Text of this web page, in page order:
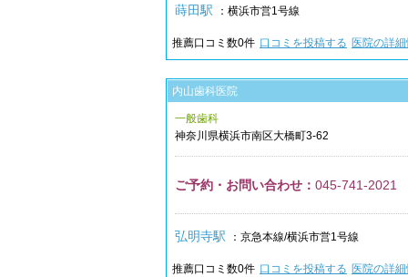
蒔田駅 ：横浜市営1号線
推薦口コミ数0件 口コミを投稿する 医院の詳
内山歯科医院
一般歯科
神奈川県横浜市南区大橋町3-62
ご予約・お問い合わせ： 045-741-2021
弘明寺駅 ：京急本線/横浜市営1号線
推薦口コミ数0件 口コミを投稿する 医院の詳